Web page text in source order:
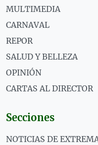
MULTIMEDIA
CARNAVAL
REPOR
SALUD Y BELLEZA
OPINIÓN
CARTAS AL DIRECTOR
Secciones
NOTICIAS DE